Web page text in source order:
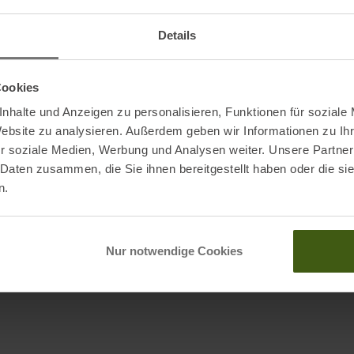
Details
und Anzeigen zu personalisieren, Funktionen für soziale
zu analysieren. Außerdem geben wir Informationen zu
soziale Medien, Werbung und Analysen weiter. Unsere
zusammen, die Sie ihnen bereitgestellt haben oder die
Nur notwendige Cookies
R-